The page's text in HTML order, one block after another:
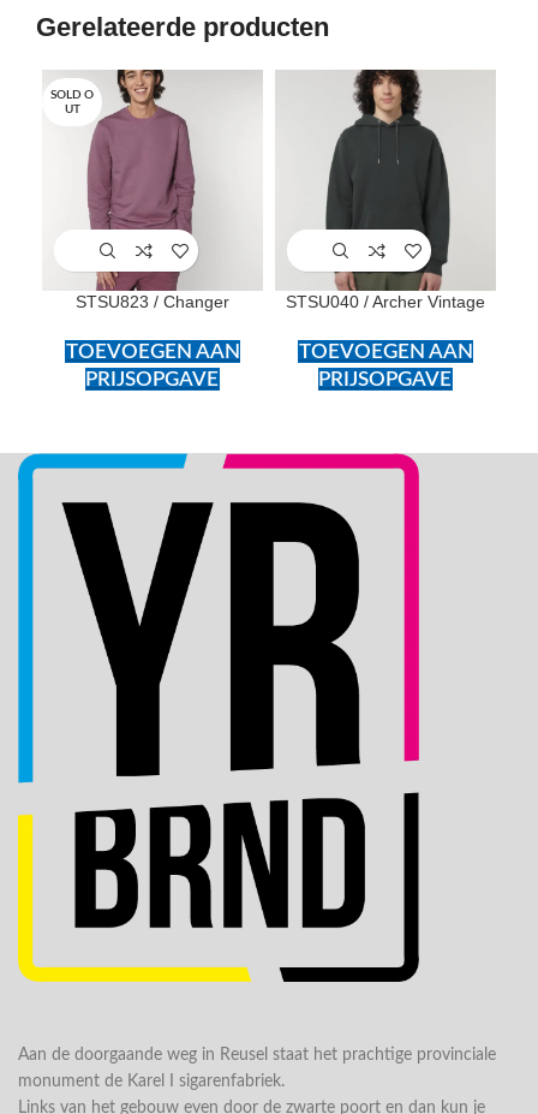
Gerelateerde producten
SOLD O
UT
STSU823 / Changer
TOEVOEGEN AAN
PRIJSOPGAVE
STSU040 / Archer Vintage
TOEVOEGEN AAN
PRIJSOPGAVE
Aan de doorgaande weg in Reusel staat het prachtige provinciale
monument de Karel I sigarenfabriek.
Links van het gebouw even door de zwarte poort en dan kun je